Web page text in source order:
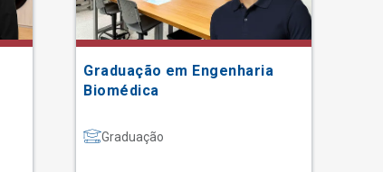
Graduação em Engenharia
Biomédica
Graduação